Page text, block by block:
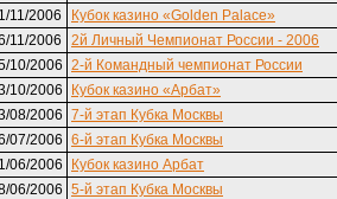
11/2006
Кубок казино «Golden Palace»
11/2006
2й Личный Чемпионат России - 2006
10/2006 2-й Командный чемпионат России
10/2006
Кубок казино «Арбат»
08/2006 7-й этап Кубка Москвы
07/2006 6-й этап Кубка Москвы
06/2006
Кубок казино Арбат
06/2006 5-й этап Кубка Москвы